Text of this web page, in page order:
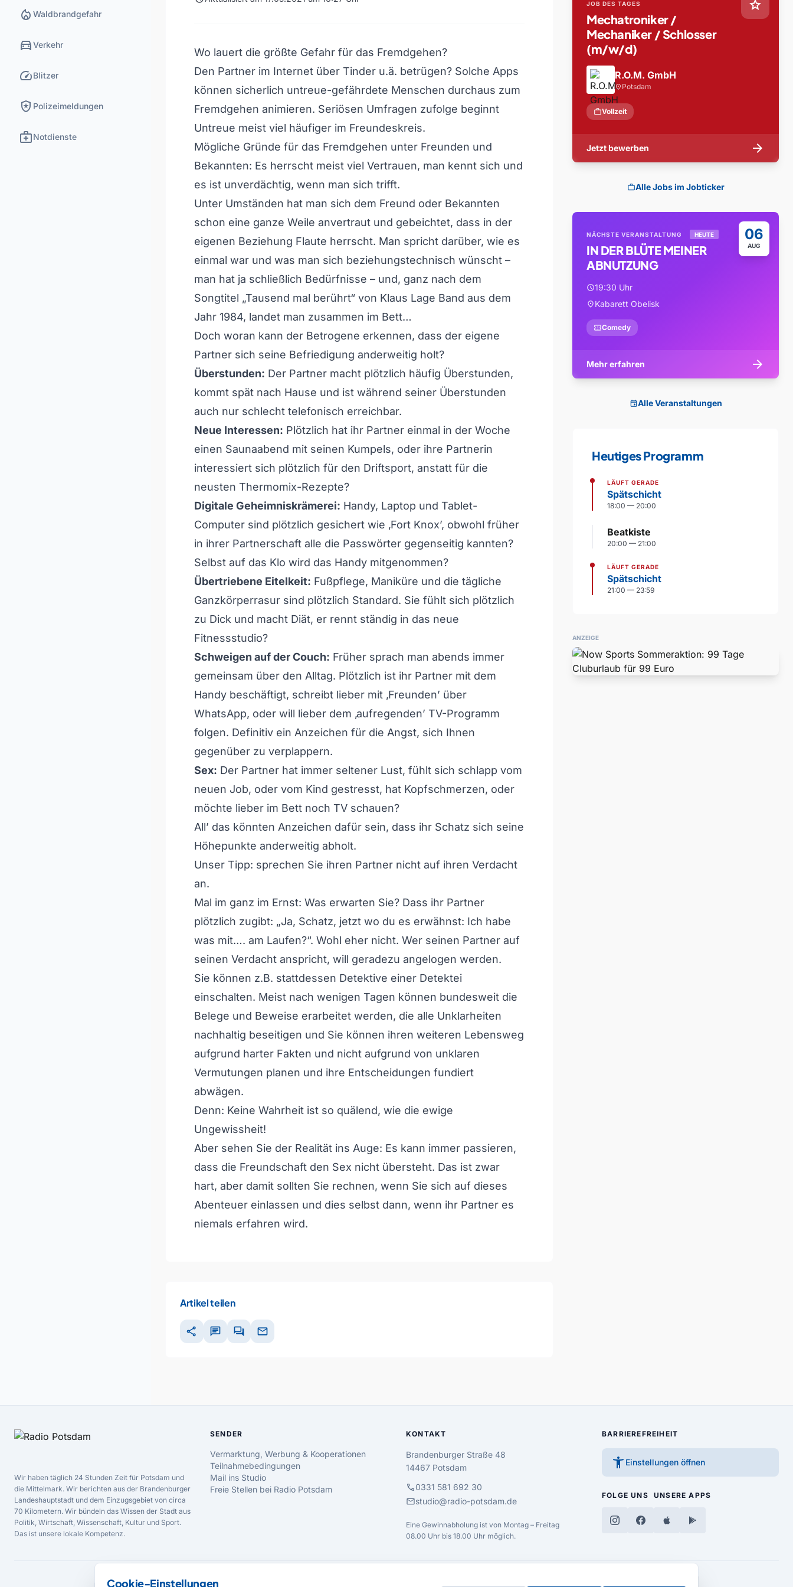
local_fire_department Waldbrandgefahr
directions_carVerkehr
speedBlitzer
local_police Polizeimeldungen
medical_servicesNotdienste
Wo lauert die größte Gefahr für das Fremdgehen?
Den Partner im Internet über Tinder u.ä. betrügen? Solche Apps
können sicherlich untreue-gefährdete Menschen durchaus zum
Fremdgehen animieren. Seriösen Umfragen zufolge beginnt
Untreue meist viel häufiger im Freundeskreis.
Mögliche Gründe für das Fremdgehen unter Freunden und
Bekannten: Es herrscht meist viel Vertrauen, man kennt sich und
es ist unverdächtig, wenn man sich trifft.
Unter Umständen hat man sich dem Freund oder Bekannten
schon eine ganze Weile anvertraut und gebeichtet, dass in der
eigenen Beziehung Flaute herrscht. Man spricht darüber, wie es
einmal war und was man sich beziehungstechnisch wünscht –
man hat ja schließlich Bedürfnisse – und, ganz nach dem
Songtitel „Tausend mal berührt“ von Klaus Lage Band aus dem
Jahr 1984, landet man zusammen im Bett…
Doch woran kann der Betrogene erkennen, dass der eigene
Partner sich seine Befriedigung anderweitig holt?
Überstunden: Der Partner macht plötzlich häufig Überstunden,
kommt spät nach Hause und ist während seiner Überstunden
auch nur schlecht telefonisch erreichbar.
Neue Interessen: Plötzlich hat ihr Partner einmal in der Woche
einen Saunaabend mit seinen Kumpels, oder ihre Partnerin
interessiert sich plötzlich für den Driftsport, anstatt für die
neusten Thermomix-Rezepte?
Digitale Geheimniskrämerei: Handy, Laptop und Tablet-
Computer sind plötzlich gesichert wie ‚Fort Knox’, obwohl früher
in ihrer Partnerschaft alle die Passwörter gegenseitig kannten?
Selbst auf das Klo wird das Handy mitgenommen?
Übertriebene Eitelkeit: Fußpflege, Maniküre und die tägliche
Ganzkörperrasur sind plötzlich Standard. Sie fühlt sich plötzlich
zu Dick und macht Diät, er rennt ständig in das neue
Fitnessstudio?
Schweigen auf der Couch: Früher sprach man abends immer
gemeinsam über den Alltag. Plötzlich ist ihr Partner mit dem
Handy beschäftigt, schreibt lieber mit ‚Freunden’ über
WhatsApp, oder will lieber dem ‚aufregenden’ TV-Programm
folgen. Definitiv ein Anzeichen für die Angst, sich Ihnen
gegenüber zu verplappern.
Sex: Der Partner hat immer seltener Lust, fühlt sich schlapp vom
neuen Job, oder vom Kind gestresst, hat Kopfschmerzen, oder
möchte lieber im Bett noch TV schauen?
All’ das könnten Anzeichen dafür sein, dass ihr Schatz sich seine
Höhepunkte anderweitig abholt.
Unser Tipp: sprechen Sie ihren Partner nicht auf ihren Verdacht
an.
Mal im ganz im Ernst: Was erwarten Sie? Dass ihr Partner
plötzlich zugibt: „Ja, Schatz, jetzt wo du es erwähnst: Ich habe
was mit…. am Laufen?“. Wohl eher nicht. Wer seinen Partner auf
seinen Verdacht anspricht, will geradezu angelogen werden.
Sie können z.B. stattdessen Detektive einer Detektei
einschalten. Meist nach wenigen Tagen können bundesweit die
Belege und Beweise erarbeitet werden, die alle Unklarheiten
nachhaltig beseitigen und Sie können ihren weiteren Lebensweg
aufgrund harter Fakten und nicht aufgrund von unklaren
Vermutungen planen und ihre Entscheidungen fundiert
abwägen.
Denn: Keine Wahrheit ist so quälend, wie die ewige
Ungewissheit!
Aber sehen Sie der Realität ins Auge: Es kann immer passieren,
dass die Freundschaft den Sex nicht übersteht. Das ist zwar
hart, aber damit sollten Sie rechnen, wenn Sie sich auf dieses
Abenteuer einlassen und dies selbst dann, wenn ihr Partner es
niemals erfahren wird.
Artikel teilen
share chat forum mail
star
JOB DES TAGES
Mechatroniker /
Mechaniker / Schlosser
(m/w/d)
R.O.M. GmbH
location_on Potsdam
workVollzeit
Jetzt bewerben arrow_forward
workAlle Jobs im Jobticker
06
AUG
NÄCHSTE VERANSTALTUNG HEUTE
IN DER BLÜTE MEINER
ABNUTZUNG
schedule19:30 Uhr
location_onKabarett Obelisk
confirmation_numberComedy
Mehr erfahren arrow_forward
eventAlle Veranstaltungen
Heutiges Programm
LÄUFT GERADE
Spätschicht
18:00 — 20:00
Beatkiste
20:00 — 21:00
LÄUFT GERADE
Spätschicht
21:00 — 23:59
ANZEIGE
Wir haben täglich 24 Stunden Zeit für Potsdam und
die Mittelmark. Wir berichten aus der Brandenburger
Landeshauptstadt und dem Einzugsgebiet von circa
70 Kilometern. Wir bündeln das Wissen der Stadt aus
Politik, Wirtschaft, Wissenschaft, Kultur und Sport.
Das ist unsere lokale Kompetenz.
SENDER
Vermarktung, Werbung & Kooperationen
Teilnahmebedingungen
Mail ins Studio
Freie Stellen bei Radio Potsdam
KONTAKT
Brandenburger Straße 48
14467 Potsdam
call0331 581 692 30
mailstudio@radio-potsdam.de
Eine Gewinnabholung ist von Montag – Freitag
08.00 Uhr bis 18.00 Uhr möglich.
BARRIEREFREIHEIT
accessibility_new Einstellungen öffnen
FOLGE UNS UNSERE APPS
MEDIENPARTNER
Cookie-Einstellungen